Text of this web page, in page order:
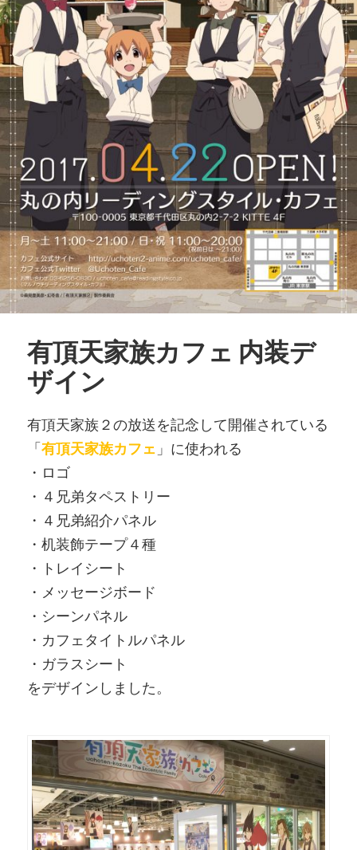
有頂天家族カフェ 内装デ
ザイン
有頂天家族２の放送を記念して開催されている
「有頂天家族カフェ 」に使われる
・ロゴ
・４兄弟タペストリー
・４兄弟紹介パネル
・机装飾テープ４種
・トレイシート
・メッセージボード
・シーンパネル
・カフェタイトルパネル
・ガラスシート
をデザインしました。